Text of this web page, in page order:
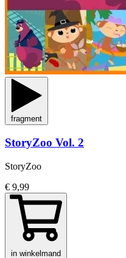
fragment
StoryZoo Vol. 2
StoryZoo
€ 9,99
in winkelmand